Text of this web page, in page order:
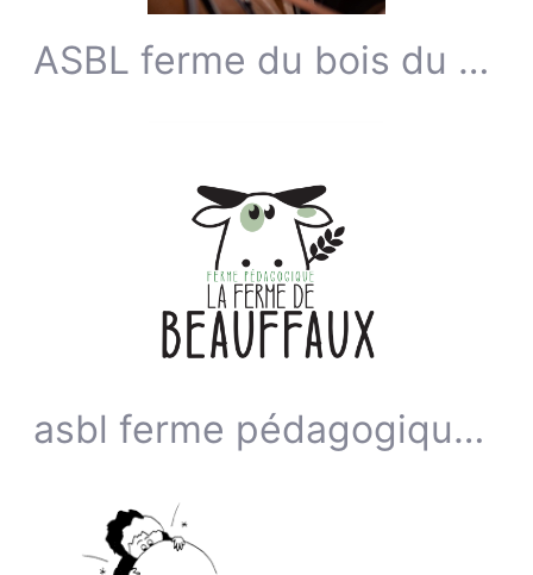
ASBL ferme du bois du bocq
asbl ferme pédagogique de Beauffaux